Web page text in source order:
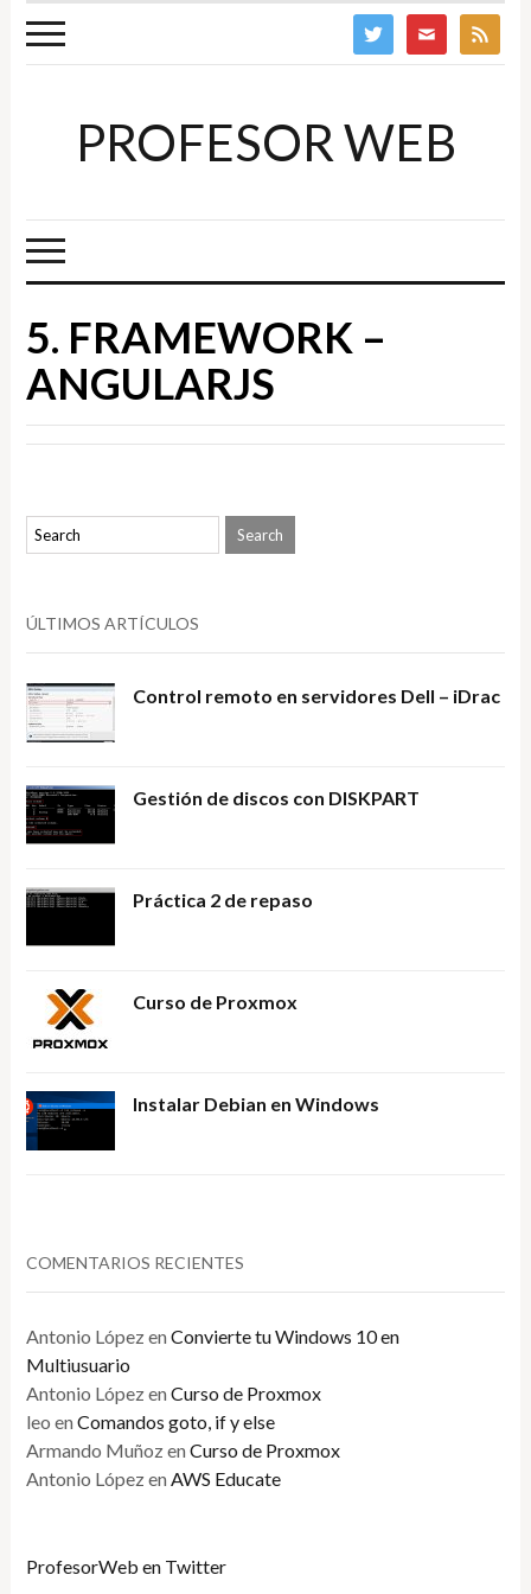
twitter mail feed
PROFESOR WEB
5. FRAMEWORK –
ANGULARJS
ÚLTIMOS ARTÍCULOS
Control remoto en servidores Dell – iDrac
Gestión de discos con DISKPART
Práctica 2 de repaso
Curso de Proxmox
Instalar Debian en Windows
COMENTARIOS RECIENTES
Antonio LópezenConvierte tu Windows 10 en
Multiusuario
Antonio LópezenCurso de Proxmox
leo enComandos goto, if y else
Armando MuñozenCurso de Proxmox
Antonio LópezenAWS Educate
ProfesorWeb en Twitter